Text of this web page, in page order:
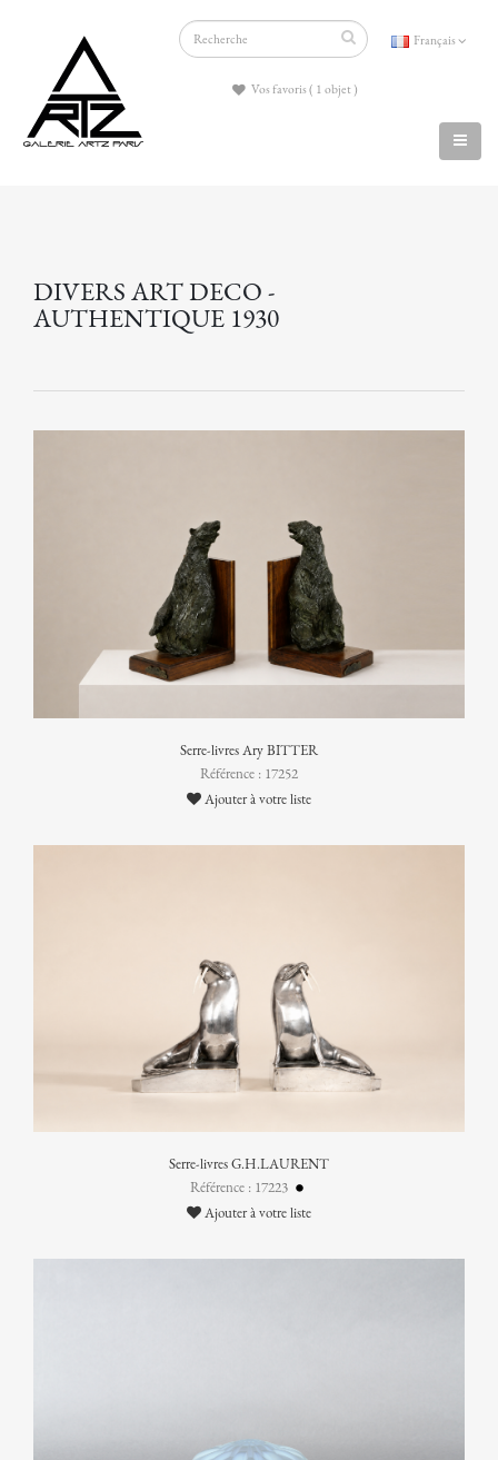
Français
Vos favoris ( 1 objet )
DIVERS ART DECO -
AUTHENTIQUE 1930
Serre-livres Ary BITTER
Référence : 17252
Ajouter à votre liste
Serre-livres G.H.LAURENT
Référence : 17223
Ajouter à votre liste